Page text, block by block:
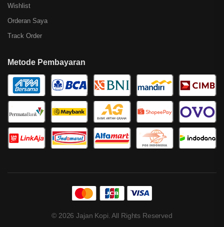
Wishlist
Orderan Saya
Track Order
Metode Pembayaran
© 2026 Jajan Kopi. All Rights Reserved